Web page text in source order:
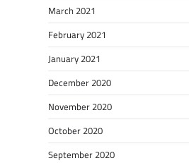
March 2021
February 2021
January 2021
December 2020
November 2020
October 2020
September 2020